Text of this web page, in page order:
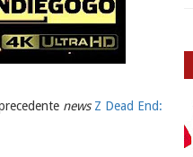
news Z Dead End: